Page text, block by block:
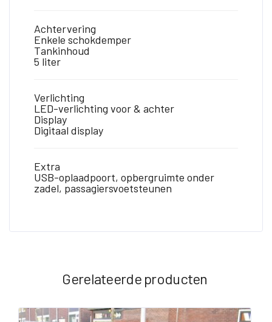
Achtervering
Enkele schokdemper
Tankinhoud
5 liter
Verlichting
LED-verlichting voor & achter
Display
Digitaal display
Extra
USB-oplaadpoort, opbergruimte onder
zadel, passagiersvoetsteunen
Gerelateerde producten